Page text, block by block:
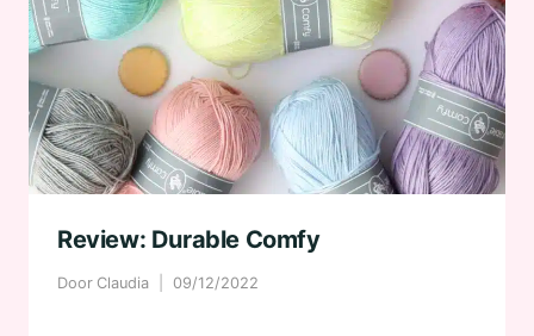
Review: Durable Comfy
Door Claudia 09/12/2022